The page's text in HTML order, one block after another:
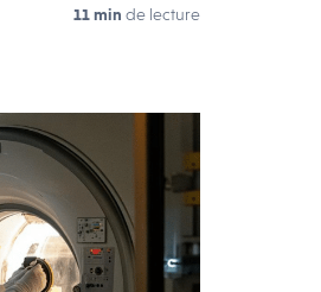
11 min de lecture